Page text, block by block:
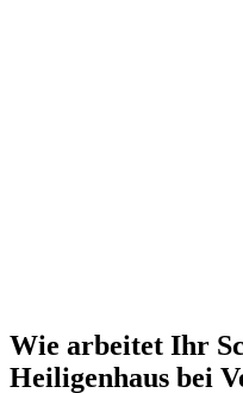
Wie arbeitet Ihr
Heiligenhaus bei